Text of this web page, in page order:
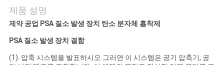
사
례
제품 설명
제약 공업 PSA 질소 발생 장치 탄소 분자체 흡착제
PSA 질소 발생 장치 결함
(1). 압축 시스템을 발표하시오 그러면 이 시스템은 공기 압축기, 공